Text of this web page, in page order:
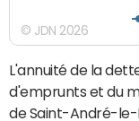
© JDN 2026
L'annuité de la
d'emprunts et du
de Saint-André-le-